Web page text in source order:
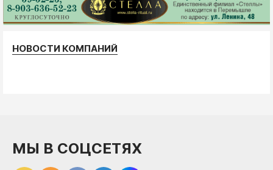
НОВОСТИ КОМПАНИЙ
МЫ В СОЦСЕТЯХ